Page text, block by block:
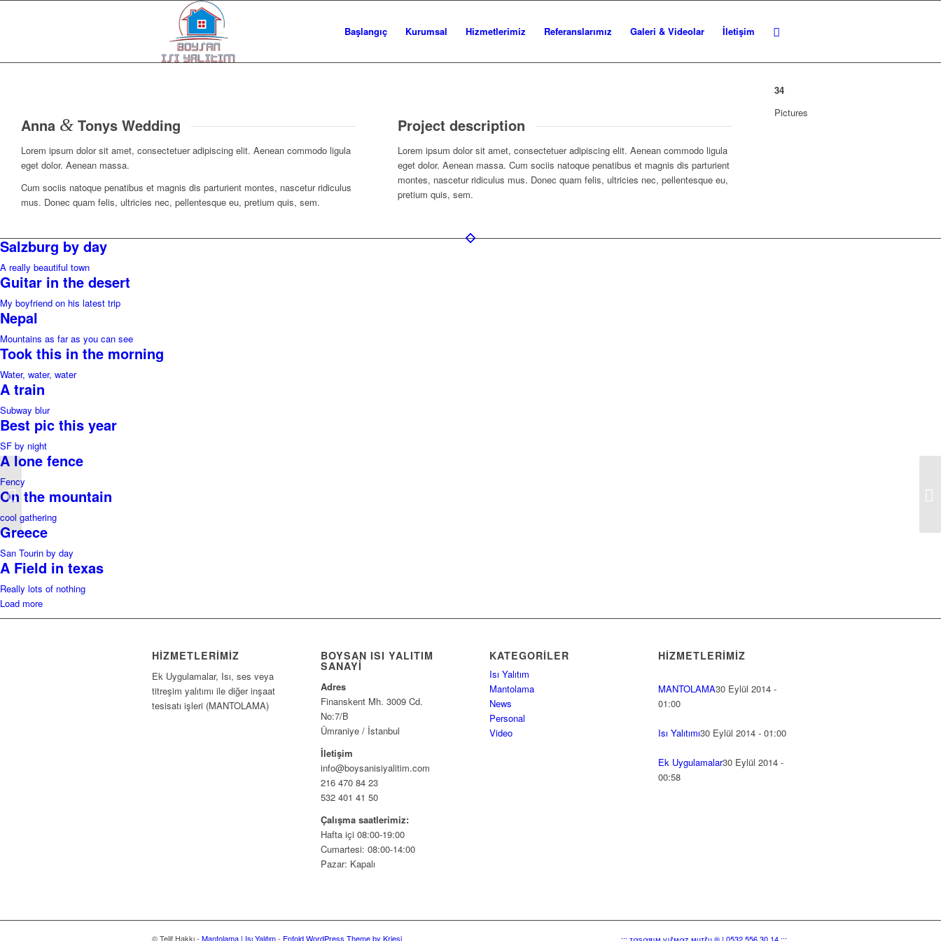
Başlangıç Kurumsal Hizmetlerimiz Referanslarımız Galeri & Videolar İletişim
Anna & Tonys Wedding
Lorem ipsum dolor sit amet, consectetuer adipiscing elit. Aenean commodo ligula
eget dolor. Aenean massa.
Cum sociis natoque penatibus et magnis dis parturient montes, nascetur ridiculus
mus. Donec quam felis, ultricies nec, pellentesque eu, pretium quis, sem.
Project description
Lorem ipsum dolor sit amet, consectetuer adipiscing elit. Aenean commodo ligula
eget dolor. Aenean massa. Cum sociis natoque penatibus et magnis dis parturient
montes, nascetur ridiculus mus. Donec quam felis, ultricies nec, pellentesque eu,
pretium quis, sem.
34
Pictures
Salzburg by day
A really beautiful town
Guitar in the desert
My boyfriend on his latest trip
Nepal
Mountains as far as you can see
Took this in the morning
Water, water, water
A train
Subway blur
Best pic this year
SF by night
A lone fence
Fency
On the mountain
cool gathering
Greece
San Tourin by day
A Field in texas
Really lots of nothing
Load more
HIZMETLERIMIZ
Ek Uygulamalar, Isı, ses veya
titreşim yalıtımı ile diğer inşaat
tesisatı işleri (MANTOLAMA)
BOYSAN ISI YALITIM
SANAYI
Adres
Finanskent Mh. 3009 Cd.
No:7/B
Ümraniye / İstanbul
İletişim
info@boysanisiyalitim.com
216 470 84 23
532 401 41 50
Çalışma saatlerimiz:
Hafta içi 08:00-19:00
Cumartesi: 08:00-14:00
Pazar: Kapalı
KATEGORILER
Isı Yalıtım
Mantolama
News
Personal
Video
HIZMETLERIMIZ
MANTOLAMA30 Eylül 2014 -
01:00
Isı Yalıtımı30 Eylül 2014 - 01:00
Ek Uygulamalar30 Eylül 2014 -
00:58
© Telif Hakkı - Mantolama | Isı Yalıtım- Enfold WordPress Theme by Kriesi
Rasputiaja